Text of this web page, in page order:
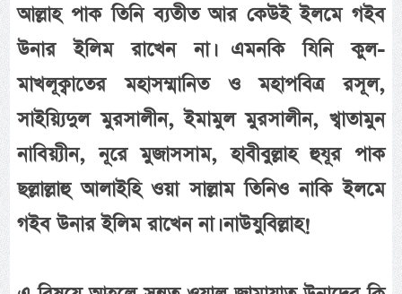
আল্লাহ পাক তিনি ব্যতীত আর কেউই ইলমে গইব
উনার ইলিম রাখেন না। এমনকি যিনি কুল-
মাখলূক্বাতের মহাসম্মানিত ও মহাপবিত্র রসূল,
সাইয়্যিদুল মুরসালীন, ইমামুল মুরসালীন, খ্বাতামুন
নাবিয়্যীন, নূরে মুজাসসাম, হাবীবুল্লাহ হুযূর পাক
ছল্লাল্লাহু আলাইহি ওয়া সাল্লাম তিনিও নাকি ইলমে
গইব উনার ইলিম রাখেন না। নাউযুবিল্লাহ!